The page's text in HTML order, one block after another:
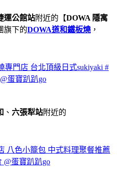
運公館站附近的【DOWA 隱寓
旗下的DOWA道和鐵板燒 ，
專門店 台北頂級日式sukiyaki #
蛋寶趴趴go
、 六張犁站附近的
八色小籠包 中式料理聚餐推薦
@蛋寶趴趴go